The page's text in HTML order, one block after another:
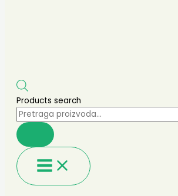
Products search